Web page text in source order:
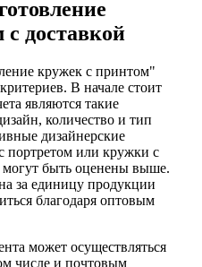
доставкой
кружек с принтом"
В начале стоит
являются такие
количество и тип
дизайнерские
портретом или кружки с
быть оценены выше.
за единицу продукции
благодаря оптовым
может осуществляться
числе и почтовым